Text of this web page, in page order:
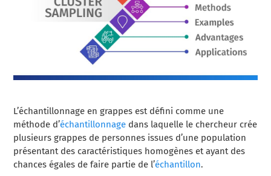
L’échantillonnage en grappes est défini comme une
méthode d’échantillonnage dans laquelle le chercheur crée
plusieurs grappes de personnes issues d’une population
présentant des caractéristiques homogènes et ayant des
chances égales de faire partie de l’échantillon.